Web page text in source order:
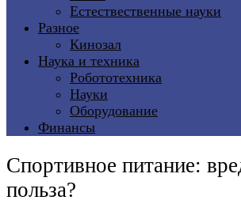
Естествественные науки
Разное
Кинозал
Наука и техника
Робототехника
Науки
Оборудование
Финансы
Спортивное питание:
польза?